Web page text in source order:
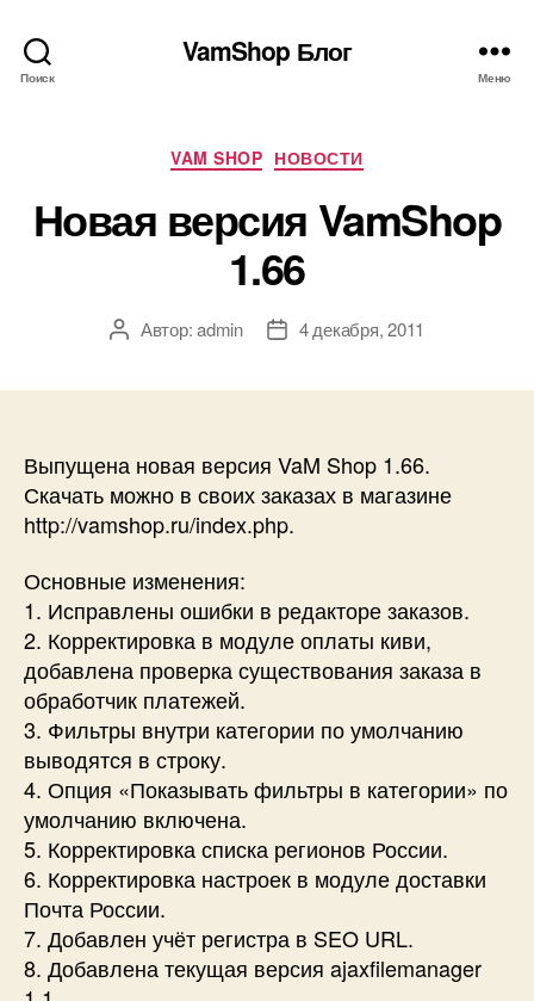
Поиск
VamShop Блог
Меню
Рубрики
VAM SHOP НОВОСТИ
Новая версия VamShop
1.66
АвторАвтор:admin
Дата4 декабря, 2011
Выпущена новая версия VaM Shop 1.66.
Скачать можно в своих заказах в магазине
http://vamshop.ru/index.php.
Основные изменения:
1. Исправлены ошибки в редакторе заказов.
2. Корректировка в модуле оплаты киви,
добавлена проверка существования заказа в
обработчик платежей.
3. Фильтры внутри категории по умолчанию
выводятся в строку.
4. Опция «Показывать фильтры в категории» по
умолчанию включена.
5. Корректировка списка регионов России.
6. Корректировка настроек в модуле доставки
Почта России.
7. Добавлен учёт регистра в SEO URL.
8. Добавлена текущая версия ajaxfilemanager